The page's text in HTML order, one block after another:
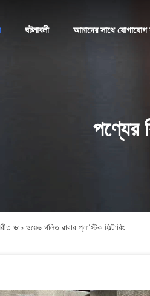
ঘটনাবলী আমাদের সাথে
পণ্যের
ডাচ ওয়েভ গলিত রাবার প্লাস্টিক ফিল্টারিং